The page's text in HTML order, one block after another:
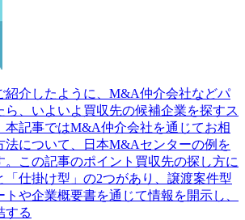
紹介したように、M&A仲介会社などパ
ら、いよいよ買収先の候補企業を探すス
本記事ではM&A仲介会社を通じてお相
法について、日本M&Aセンターの例を
。この記事のポイント買収先の探し方に
「仕掛け型」の2つがあり、譲渡案件型
や企業概要書を通じて情報を開示し、
する